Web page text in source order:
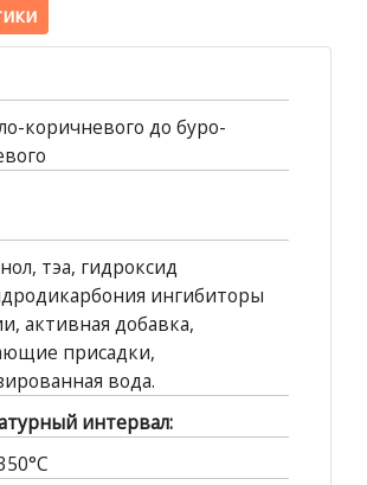
коричневого до буро-
тэа, гидроксид
ингибиторы
активная добавка,
присадки,
вода.
интервал: